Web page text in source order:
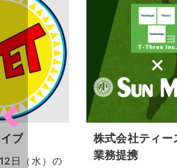
ブ
日（水）の
株式会社ティー
業務提携